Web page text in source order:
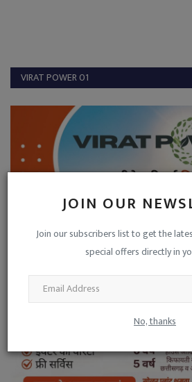
JOIN OUR
Join our subscribers list to get the
special offers directly in
No, thanks
VIRAT POWER 01